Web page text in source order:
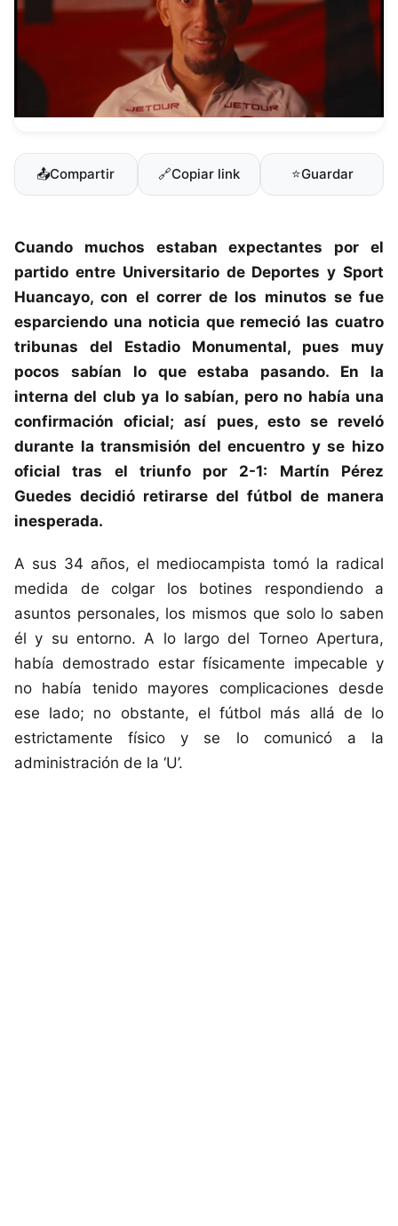
📤Compartir 🔗Copiar link ⭐Guardar
Cuando muchos estaban expectantes por el
partido entre Universitario de Deportes y Sport
Huancayo, con el correr de los minutos se fue
esparciendo una noticia que remeció las cuatro
tribunas del Estadio Monumental, pues muy
pocos sabían lo que estaba pasando. En la
interna del club ya lo sabían, pero no había una
confirmación oficial; así pues, esto se reveló
durante la transmisión del encuentro y se hizo
oficial tras el triunfo por 2-1: Martín Pérez
Guedes decidió retirarse del fútbol de manera
inesperada.
A sus 34 años, el mediocampista tomó la radical
medida de colgar los botines respondiendo a
asuntos personales, los mismos que solo lo saben
él y su entorno. A lo largo del Torneo Apertura,
había demostrado estar físicamente impecable y
no había tenido mayores complicaciones desde
ese lado; no obstante, el fútbol más allá de lo
estrictamente físico y se lo comunicó a la
administración de la ‘U’.